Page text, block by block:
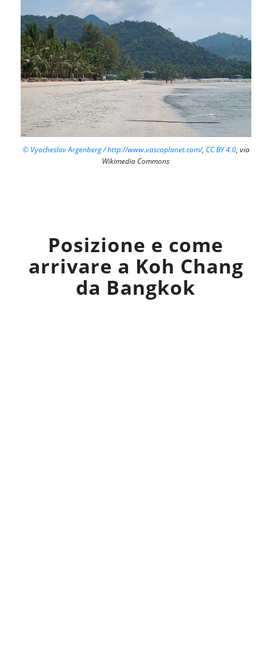
© Vyacheslav Argenberg / http://www.vascoplanet.com/, CC BY 4.0, via
Wikimedia Commons
Posizione e come
arrivare a Koh Chang
da Bangkok